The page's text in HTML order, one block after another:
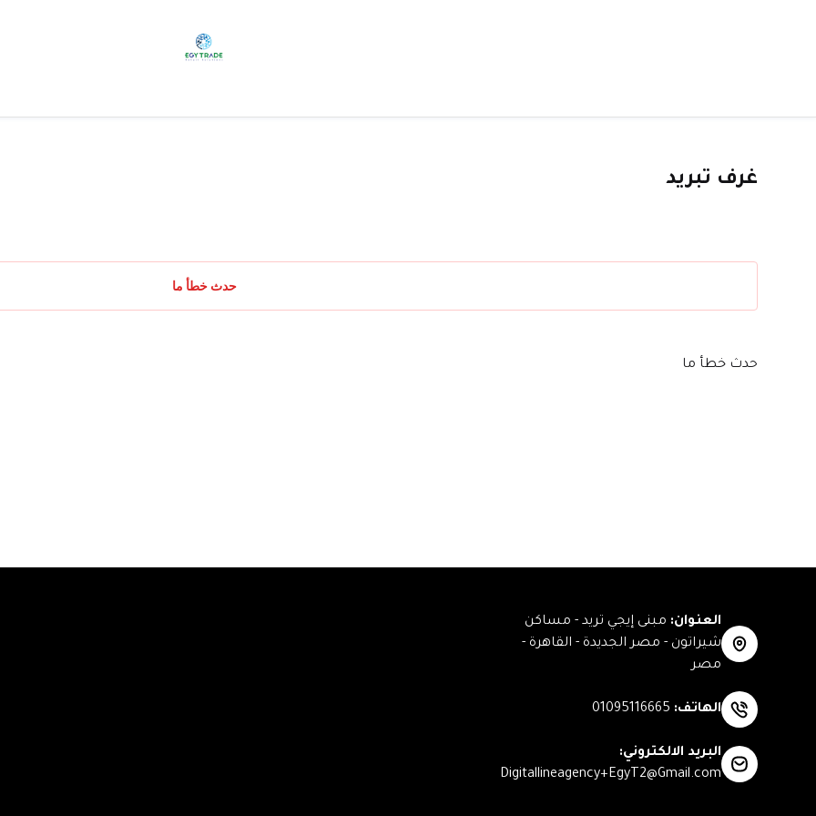
غرف تبريد
حدث خطأ ما
حدث خطأ ما
العنوان: مبنى إيجي تريد - مساكن
شيراتون - مصر الجديدة - القاهرة -
مصر
الهاتف:
01095116665
البريد الالكتروني:
Digitallineagency+EgyT2@Gmail.com